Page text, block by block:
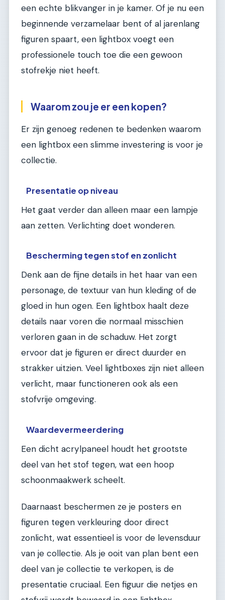
een echte blikvanger in je kamer. Of je nu een
beginnende verzamelaar bent of al jarenlang
figuren spaart, een lightbox voegt een
professionele touch toe die een gewoon
stofrekje niet heeft.
Waarom zou je er een kopen?
Er zijn genoeg redenen te bedenken waarom
een lightbox een slimme investering is voor je
collectie.
Presentatie op niveau
Het gaat verder dan alleen maar een lampje
aan zetten. Verlichting doet wonderen.
Bescherming tegen stof en zonlicht
Denk aan de fijne details in het haar van een
personage, de textuur van hun kleding of de
gloed in hun ogen. Een lightbox haalt deze
details naar voren die normaal misschien
verloren gaan in de schaduw. Het zorgt
ervoor dat je figuren er direct duurder en
strakker uitzien. Veel lightboxes zijn niet alleen
verlicht, maar functioneren ook als een
stofvrije omgeving.
Waardevermeerdering
Een dicht acrylpaneel houdt het grootste
deel van het stof tegen, wat een hoop
schoonmaakwerk scheelt.
Daarnaast beschermen ze je posters en
figuren tegen verkleuring door direct
zonlicht, wat essentieel is voor de levensduur
van je collectie. Als je ooit van plan bent een
deel van je collectie te verkopen, is de
presentatie cruciaal. Een figuur die netjes en